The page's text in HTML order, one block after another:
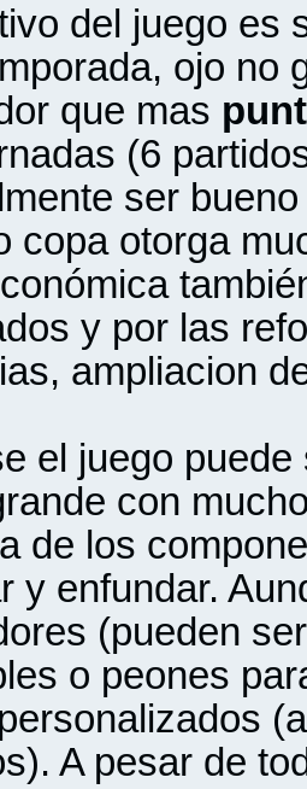
del juego es
ojo no
que mas
(6
ser
copa otorga
y por las
ampliacion
el juego
con
de los
y enfundar.
(pueden
o peones
A pesar de